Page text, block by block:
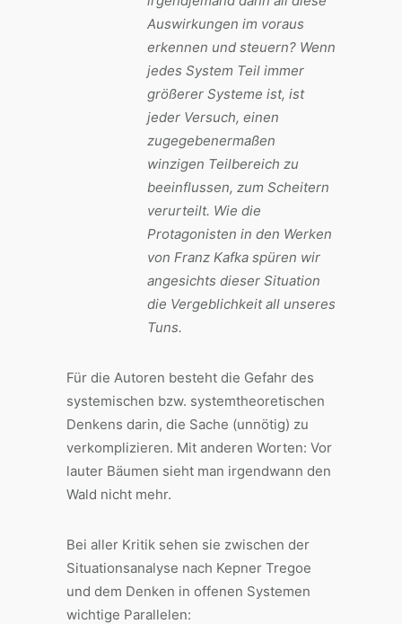
Auswirkungen im voraus
erkennen und steuern? Wenn
jedes System Teil immer
größerer Systeme ist, ist
jeder Versuch, einen
zugegebenermaßen
winzigen Teilbereich zu
beeinflussen, zum Scheitern
verurteilt. Wie die
Protagonisten in den Werken
von Franz Kafka spüren wir
angesichts dieser Situation
die Vergeblichkeit all unseres
Tuns.
Für die Autoren besteht die Gefahr des
systemischen bzw. systemtheoretischen
Denkens darin, die Sache (unnötig) zu
verkomplizieren. Mit anderen Worten: Vor
lauter Bäumen sieht man irgendwann den
Wald nicht mehr.
Bei aller Kritik sehen sie zwischen der
Situationsanalyse nach Kepner Tregoe
und dem Denken in offenen Systemen
wichtige Parallelen: